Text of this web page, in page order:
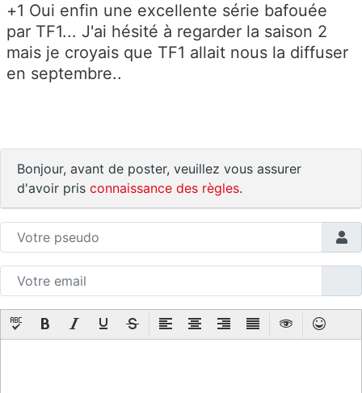
+1 Oui enfin une excellente série bafouée
par TF1... J'ai hésité à regarder la saison 2
mais je croyais que TF1 allait nous la diffuser
en septembre..
Bonjour, avant de poster, veuillez vous assurer
d'avoir pris connaissance des règles.